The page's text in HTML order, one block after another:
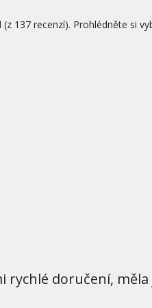
137 recenzí). Prohlédněte si
rychlé doručení,